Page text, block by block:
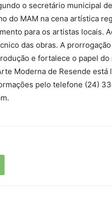
o secretário municipal
do MAM na cena artística
para os artistas locais.
das obras. A
e fortalece o papel
Moderna de Resende está
pelo telefone (24)
.